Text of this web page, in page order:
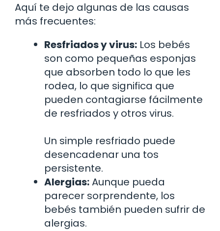
Aquí te dejo algunas de las causas
más frecuentes:
Resfriados y virus: Los bebés
son como pequeñas esponjas
que absorben todo lo que les
rodea, lo que significa que
pueden contagiarse fácilmente
de resfriados y otros virus.
Un simple resfriado puede
desencadenar una tos
persistente.
Alergias:Aunque pueda
parecer sorprendente, los
bebés también pueden sufrir de
alergias.